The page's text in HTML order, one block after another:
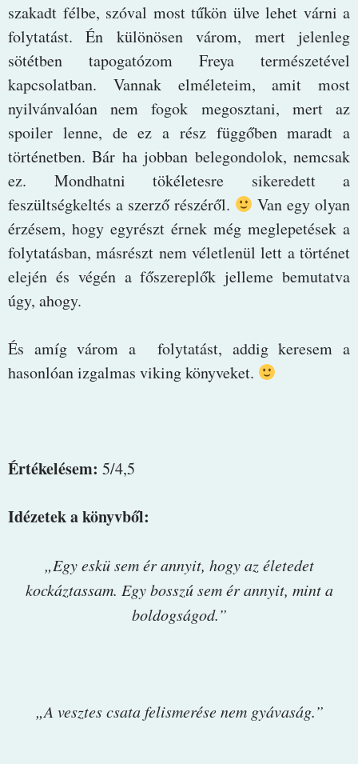
szakadt félbe, szóval most tűkön ülve lehet várni a
folytatást. Én különösen várom, mert jelenleg
sötétben tapogatózom Freya természetével
kapcsolatban. Vannak elméleteim, amit most
nyilvánvalóan nem fogok megosztani, mert az
spoiler lenne, de ez a rész függőben maradt a
történetben. Bár ha jobban belegondolok, nemcsak
ez. Mondhatni tökéletesre sikeredett a
feszültségkeltés a szerző részéről.
Van egy olyan
érzésem, hogy egyrészt érnek még meglepetések a
folytatásban, másrészt nem véletlenül lett a történet
elején és végén a főszereplők jelleme bemutatva
úgy, ahogy.
És amíg várom a folytatást, addig keresem a
hasonlóan izgalmas viking könyveket.
Értékelésem: 5/4,5
Idézetek a könyvből:
„Egy eskü sem ér annyit, hogy az életedet
kockáztassam. Egy bosszú sem ér annyit, mint a
boldogságod.”
„A vesztes csata felismerése nem gyávaság.”